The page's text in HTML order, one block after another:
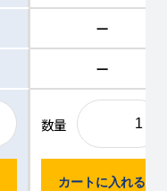
ー
ー
数量
カートに入れる